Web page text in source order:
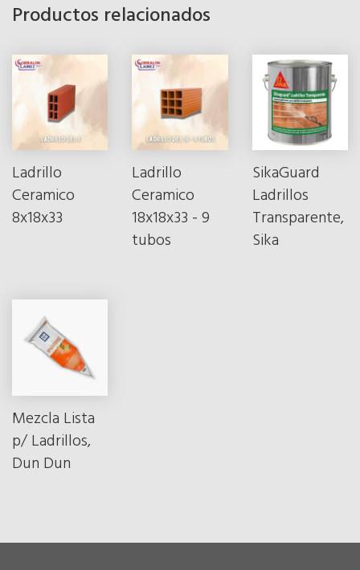
Productos relacionados
Ladrillo
Ceramico
8x18x33
Ladrillo
Ceramico
18x18x33 - 9
tubos
SikaGuard
Ladrillos
Transparente,
Sika
Mezcla Lista
p/ Ladrillos,
Dun Dun